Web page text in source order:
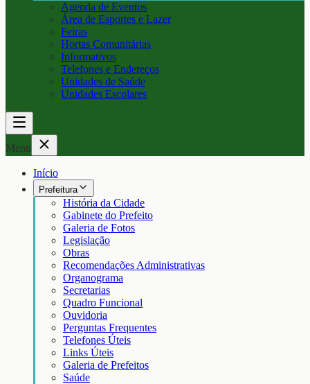
Agenda de Eventos
Área de Esportes e Lazer
Feiras
Hortas Comunitárias
Informativos
Telefones e Endereços
Unidades de Saúde
Unidades Escolares
Menu
Início
Prefeitura
História da Cidade
Gabinete do Prefeito
Galeria de Fotos
Legislação
Obras
Recomendações Administrativas
Organograma
Secretarias
Quadro Funcional
Ouvidoria
Perguntas Frequentes
Telefones Úteis
Links Úteis
Galeria de Prefeitos
Saúde